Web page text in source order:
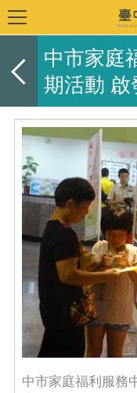
中市家庭
期活動 啟
中市家庭福利服務